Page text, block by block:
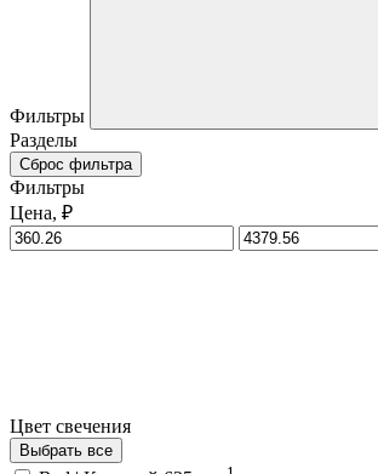
Фильтры
Разделы
Сброс фильтра
Фильтры
Цена, ₽
Цвет свечения
Выбрать все